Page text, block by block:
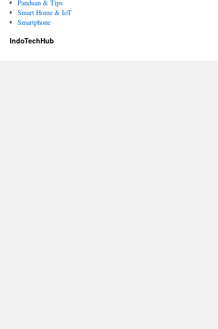
Panduan & Tips
Smart Home & IoT
Smartphone
IndoTechHub